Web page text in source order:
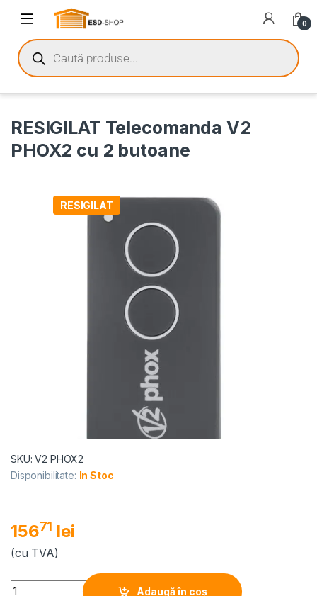
0
RESIGILAT Telecomanda V2
PHOX2 cu 2 butoane
RESIGILAT
SKU: V2 PHOX2
Disponibilitate: In Stoc
15671 lei
(cu TVA)
Quantity
Adaugă în coș